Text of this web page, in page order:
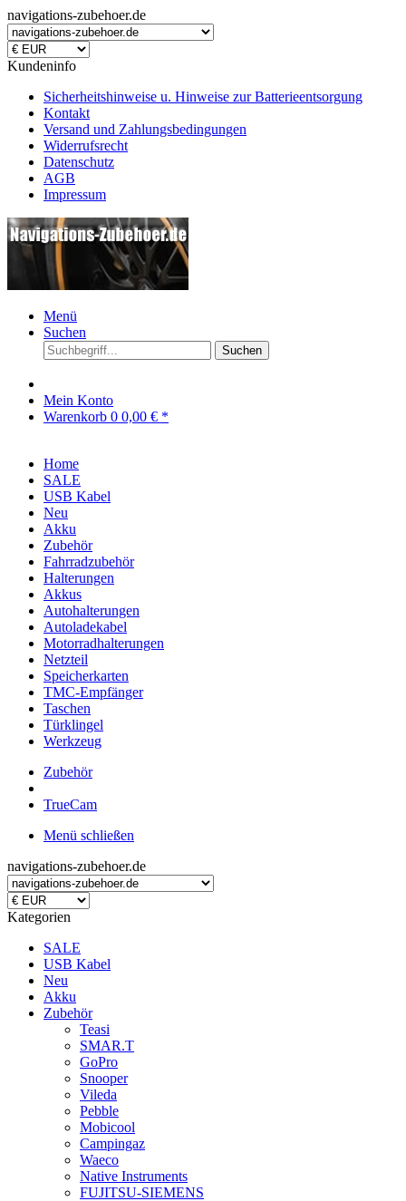
navigations-zubehoer.de
Kundeninfo
Sicherheitshinweise u. Hinweise zur Batterieentsorgung
Kontakt
Versand und Zahlungsbedingungen
Widerrufsrecht
Datenschutz
AGB
Impressum
Menü
Suchen
Suchen
Mein Konto
Warenkorb 0 0,00 € *
Home
SALE
USB Kabel
Neu
Akku
Zubehör
Fahrradzubehör
Halterungen
Akkus
Autohalterungen
Autoladekabel
Motorradhalterungen
Netzteil
Speicherkarten
TMC-Empfänger
Taschen
Türklingel
Werkzeug
Zubehör
TrueCam
Menü schließen
navigations-zubehoer.de
Kategorien
SALE
USB Kabel
Neu
Akku
Zubehör
Teasi
SMAR.T
GoPro
Snooper
Vileda
Pebble
Mobicool
Campingaz
Waeco
Native Instruments
FUJITSU-SIEMENS